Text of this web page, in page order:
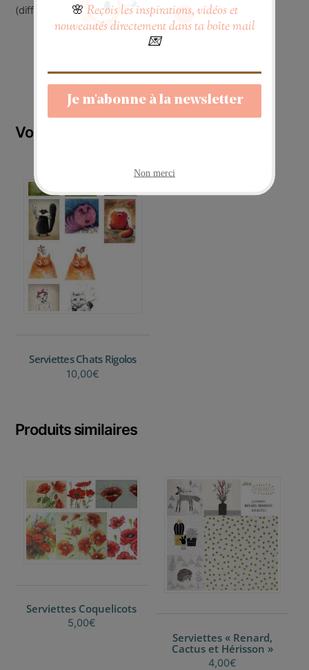
(différents).
Vous aimerez peut-être aussi…
Serviettes Chats Rigolos
10,00€
Produits similaires
Serviettes Coquelicots
5,00€
Serviettes « Renard,
Cactus et Hérisson »
4,00€